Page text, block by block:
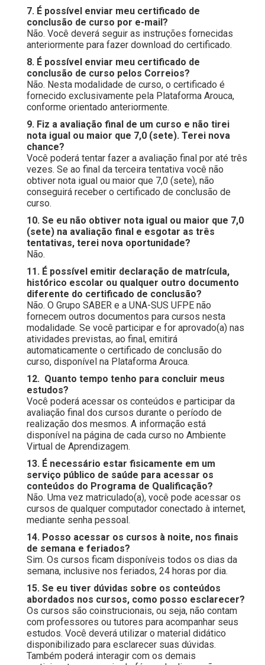
7. É possível enviar meu certificado de
conclusão de curso por e-mail?
Não. Você deverá seguir as instruções fornecidas
anteriormente para fazer download do certificado.
8. É possível enviar meu certificado de
conclusão de curso pelos Correios?
Não. Nesta modalidade de curso, o certificado é
fornecido exclusivamente pela Plataforma Arouca,
conforme orientado anteriormente.
9. Fiz a avaliação final de um curso e não tirei
nota igual ou maior que 7,0 (sete). Terei nova
chance?
Você poderá tentar fazer a avaliação final por até três
vezes. Se ao final da terceira tentativa você não
obtiver nota igual ou maior que 7,0 (sete), não
conseguirá receber o certificado de conclusão de
curso.
10. Se eu não obtiver nota igual ou maior que 7,0
(sete) na avaliação final e esgotar as três
tentativas, terei nova oportunidade?
Não.
11. É possível emitir declaração de matrícula,
histórico escolar ou qualquer outro documento
diferente do certificado de conclusão?
Não. O Grupo SABER e a UNA-SUS UFPE não
fornecem outros documentos para cursos nesta
modalidade. Se você participar e for aprovado(a) nas
atividades previstas, ao final, emitirá
automaticamente o certificado de conclusão do
curso, disponível na Plataforma Arouca.
12. Quanto tempo tenho para concluir meus
estudos?
Você poderá acessar os conteúdos e participar da
avaliação final dos cursos durante o período de
realização dos mesmos. A informação está
disponível na página de cada curso no Ambiente
Virtual de Aprendizagem.
13. É necessário estar fisicamente em um
serviço público de saúde para acessar os
conteúdos do Programa de Qualificação?
Não. Uma vez matriculado(a), você pode acessar os
cursos de qualquer computador conectado à internet,
mediante senha pessoal.
14. Posso acessar os cursos à noite, nos finais
de semana e feriados?
Sim. Os cursos ficam disponíveis todos os dias da
semana, inclusive nos feriados, 24 horas por dia.
15. Se eu tiver dúvidas sobre os conteúdos
abordados nos cursos, como posso esclarecer?
Os cursos são coinstrucionais, ou seja, não contam
com professores ou tutores para acompanhar seus
estudos. Você deverá utilizar o material didático
disponibilizado para esclarecer suas dúvidas.
Também poderá interagir com os demais